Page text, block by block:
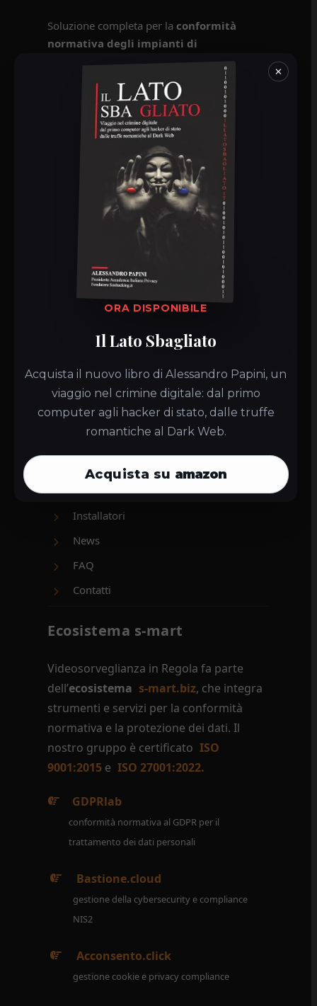
×
ORA DISPONIBILE
Il Lato Sbagliato
Acquista il nuovo libro di Alessandro Papini, un
viaggio nel crimine digitale: dal primo
computer agli hacker di stato, dalle truffe
romantiche al Dark Web.
Acquista su amazon
Soluzione completa per laconformità
normativa degli impianti di
installatori che vogliono rispettare GDPR e
normativa vigente.
Note legali
netWork S.a.s.
P.IVA: 05345670482
richieste@s-mart.biz
+39 055 430352
via E. Spinucci, 39/41
50141 Firenze (FI)
Cookie Policy
Sitemap
Chi siamo
Normativa Videosorveglianza
Installatori
News
FAQ
Contatti
Ecosistema s-mart
Videosorveglianza in Regola fa parte
dell’ecosistema s-mart.biz, che integra
strumenti e servizi per la conformità
normativa e la protezione dei dati. Il
nostro gruppo è certificato ISO
9001:2015 e ISO 27001:2022.
GDPRlab
conformità normativa al GDPR per il
trattamento dei dati personali
Bastione.cloud
gestione della cybersecurity e compliance
NIS2
Acconsento.click
gestione cookie e privacy compliance